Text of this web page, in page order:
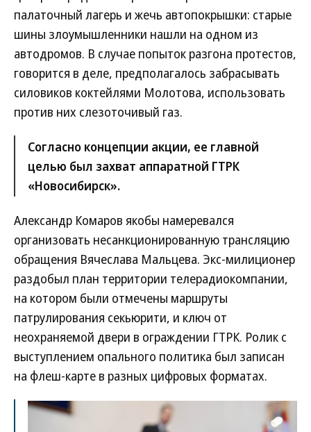
палаточный лагерь и жечь автопокрышки: старые
шины злоумышленники нашли на одном из
автодромов. В случае попыток разгона протестов,
говорится в деле, предполагалось забрасывать
силовиков коктейлями Молотова, использовать
против них слезоточивый газ.
Согласно концепции акции, ее главной
целью был захват аппаратной ГТРК
«Новосибирск».
Александр Комаров якобы намеревался
организовать несанкционированную трансляцию
обращения Вячеслава Мальцева. Экс-милиционер
раздобыл план территории телерадио­компании,
на котором были отмечены маршруты
патрулирования секьюрити, и ключ от
неохраняемой двери в ограждении ГТРК. Ролик с
выступлением опального политика был записан
на флеш-карте в разных цифровых форматах.